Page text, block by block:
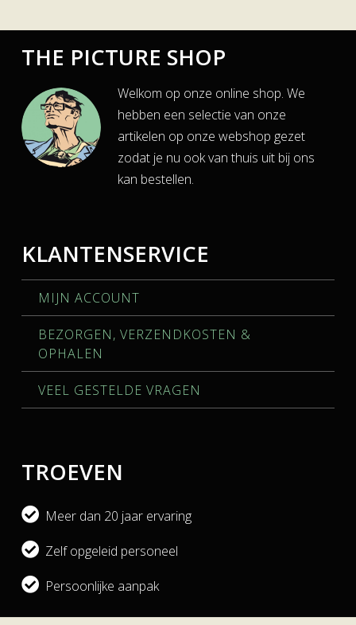
THE PICTURE SHOP
Welkom op onze online shop. We
hebben een selectie van onze
artikelen op onze webshop gezet
zodat je nu ook van thuis uit bij ons
kan bestellen.
KLANTENSERVICE
MIJN ACCOUNT
BEZORGEN, VERZENDKOSTEN &
OPHALEN
VEEL GESTELDE VRAGEN
TROEVEN
Meer dan 20 jaar ervaring
Zelf opgeleid personeel
Persoonlijke aanpak